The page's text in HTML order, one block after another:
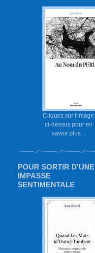
Cliquez sur l'image
ci-dessus pour en
savoir plus...
POUR SORTIR D'UNE
IMPASSE
SENTIMENTALE